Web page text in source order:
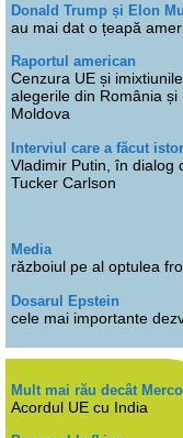
Donald Trump și Elon
au mai dat o țeapă
Raportul american
Cenzura UE și
alegerile din România și
Moldova
Interviul care a făcut
Vladimir Putin, în dialog
Tucker Carlson
Media
războiul pe al optulea
Dosarul Epstein
cele mai importante
Mult mai rău decât
Acordul UE cu India